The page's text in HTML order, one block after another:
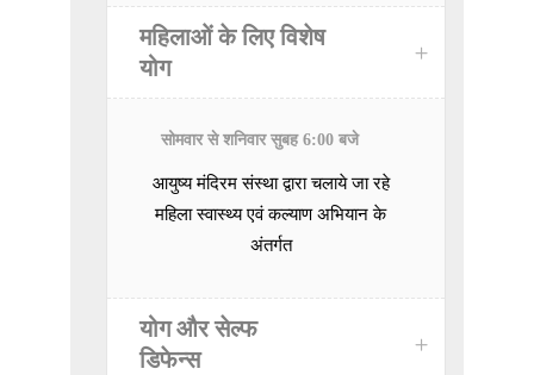
महिलाओं के लिए विशेष
योग
सोमवार से शनिवार सुबह 6:00 बजे
आयुष्य मंदिरम संस्थाद्वारा चलाये जा रहे
महिला स्वास्थ्य एवं कल्याण अभियान के
अंतर्गत
योग और सेल्फ
डिफेन्स